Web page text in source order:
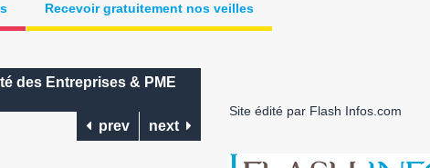
Recevoir gratuitement nos veilles
des Entreprises & PME
prev
next
Site édité par Flash Infos.com